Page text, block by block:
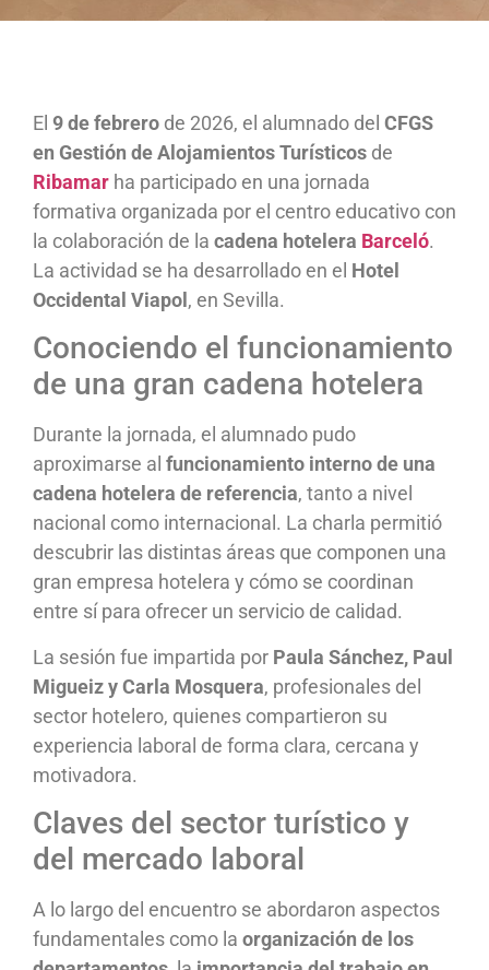
El 9 de febrero de 2026, el alumnado del CFGS
en Gestión de Alojamientos Turísticos de
Ribamar ha participado en una jornada
formativa organizada por el centro educativo con
la colaboración de la cadena hotelera Barceló.
La actividad se ha desarrollado en el Hotel
Occidental Viapol, en Sevilla.
Conociendo el funcionamiento
de una gran cadena hotelera
Durante la jornada, el alumnado pudo
aproximarse al funcionamiento interno de una
cadena hotelera de referencia, tanto a nivel
nacional como internacional. La charla permitió
descubrir las distintas áreas que componen una
gran empresa hotelera y cómo se coordinan
entre sí para ofrecer un servicio de calidad.
La sesión fue impartida por Paula Sánchez, Paul
Migueiz y Carla Mosquera, profesionales del
sector hotelero, quienes compartieron su
experiencia laboral de forma clara, cercana y
motivadora.
Claves del sector turístico y
del mercado laboral
A lo largo del encuentro se abordaron aspectos
fundamentales como la organización de los